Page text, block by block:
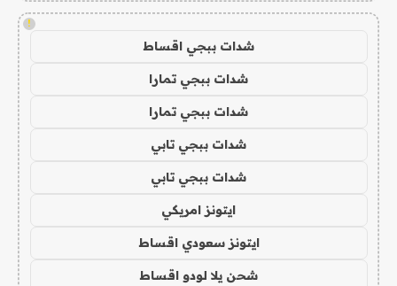
!
شدات ببجي اقساط
شدات ببجي تمارا
شدات ببجي تمارا
شدات ببجي تابي
شدات ببجي تابي
ايتونز امريكي
ايتونز سعودي اقساط
شحن يلا لودو اقساط